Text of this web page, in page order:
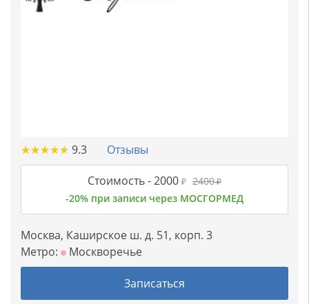
★★★★★
★★★★★ 9.3 Отзывы
Стоимость -2000 ₽ 2400₽
-20% при записи через МОСГОРМЕД
Москва, Каширское ш. д. 51, корп. 3
Метро:
Москворечье
Записаться